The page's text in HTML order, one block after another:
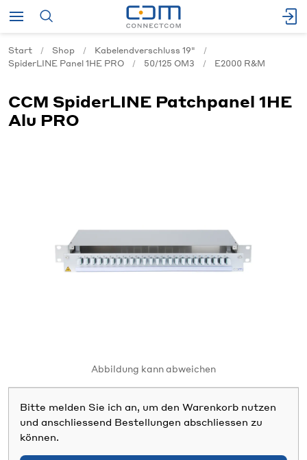
Start Shop
Kabelendverschluss 19"
SpiderLINE Panel 1HE PRO
50/125 OM3 E2000 R&M
CCM SpiderLINE Patchpanel 1HE
Alu PRO
Abbildung kann abweichen
Bitte melden Sie ich an, um den Warenkorb nutzen
und anschliessend Bestellungen abschliessen zu
können.